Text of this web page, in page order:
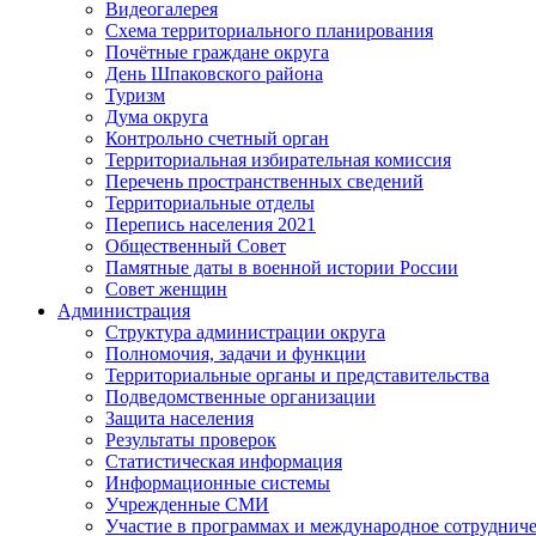
Видеогалерея
Схема территориального планирования
Почётные граждане округа
День Шпаковского района
Туризм
Дума округа
Контрольно счетный орган
Территориальная избирательная комиссия
Перечень пространственных сведений
Территориальные отделы
Перепись населения 2021
Общественный Совет
Памятные даты в военной истории России
Совет женщин
Администрация
Структура администрации округа
Полномочия, задачи и функции
Территориальные органы и представительства
Подведомственные организации
Защита населения
Результаты проверок
Статистическая информация
Информационные системы
Учрежденные СМИ
Участие в программах и международное